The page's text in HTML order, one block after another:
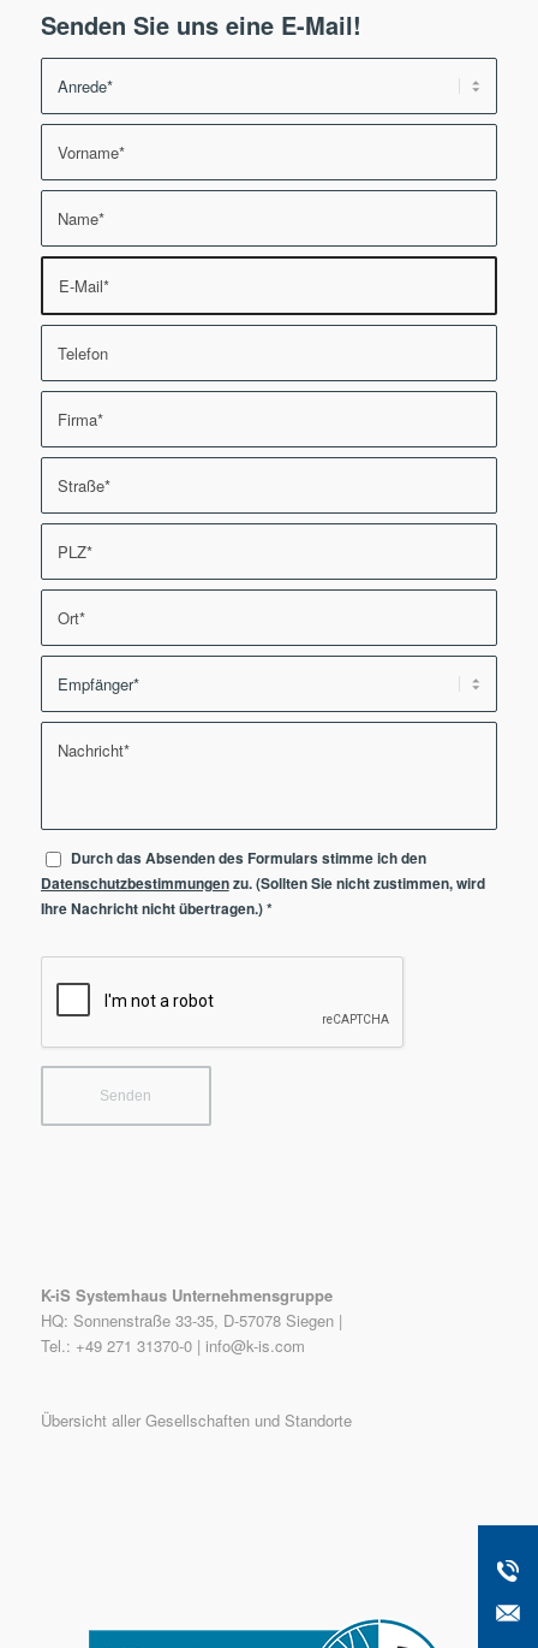
Senden Sie uns eine E-Mail!
Durch das Absenden des Formulars stimme ich den
Datenschutzbestimmungenzu. (Sollten Sie nicht zustimmen, wird
Ihre Nachricht nicht übertragen.)*
K-iS Systemhaus Unternehmensgruppe
HQ: Sonnenstraße 33-35, D-57078 Siegen |
Tel.: +49 271 31370-0 | info@k-is.com
Übersicht aller Gesellschaften und Standorte